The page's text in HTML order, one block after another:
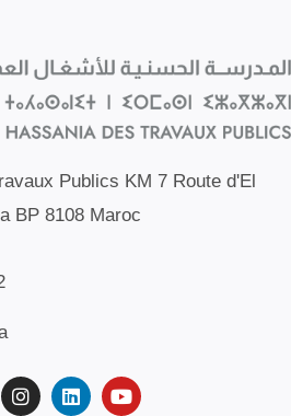
Publics KM 7 Route d'El
BP 8108 Maroc